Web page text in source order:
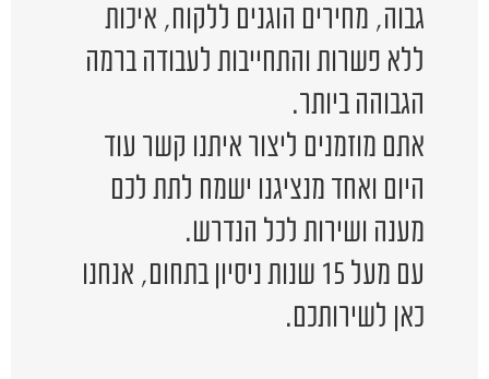
גבוה, מחירים הוגנים ללקוח, איכות
ללא פשרות והתחייבות לעבודה ברמה
הגבוהה ביותר.
אתם מוזמנים ליצור איתנו קשר עוד
היום ואחד מנציגנו ישמח לתת לכם
מענה ושירות לכל הנדרש.
עם מעל 15 שנות ניסיון בתחום, אנחנו
כאן לשירותכם.